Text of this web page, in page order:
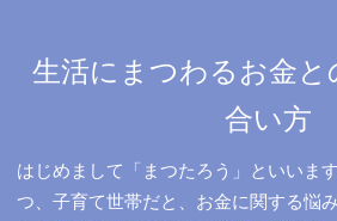
生活にまつわるお金と
合い方
はじめまして「まつたろう」といいま
つ、子育て世帯だと、お金に関する悩